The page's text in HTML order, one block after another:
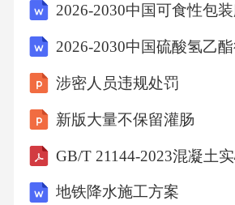
考点：环境污染与海7、下列属
A、流星穿过大气层时发热发光
B、冬天嘴对着双手哈气
涉密人员违规处罚
新版大量不保留灌肠
GB/T 21144-2023混凝土
地铁降水施工方案